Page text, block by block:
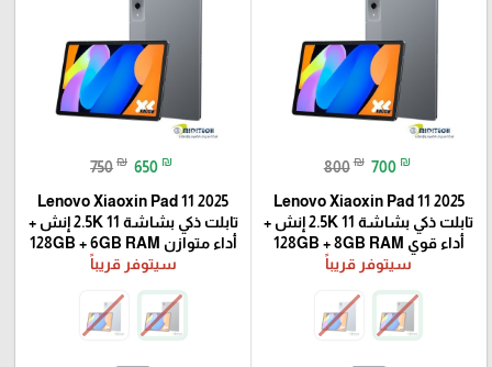
800 ₪ 700 ₪
Lenovo Xiaoxin Pad 11 2025
تابلت ذكي بشاشة 2.5K 11 إنش +
أداء قوي 128GB + 8GB RAM
سيتوفر قريباً
750 ₪ 650 ₪
Lenovo Xiaoxin Pad 11 2025
تابلت ذكي بشاشة 2.5K 11 إنش +
أداء متوازن 128GB + 6GB RAM
سيتوفر قريباً